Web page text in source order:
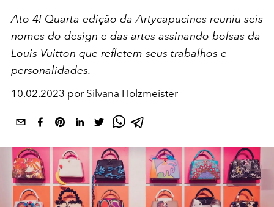
Ato 4! Quarta edição da Artycapucines reuniu seis
nomes do design e das artes assinando bolsas da
Louis Vuitton que refletem seus trabalhos e
personalidades.
10.02.2023 por Silvana Holzmeister